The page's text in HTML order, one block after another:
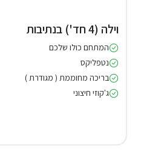
וילה (4 חד') בנתיבות
המתחם כולו שלכם
נטפליקס
בריכה מחוממת ( מגודרת )
ג'קוזי חיצוני